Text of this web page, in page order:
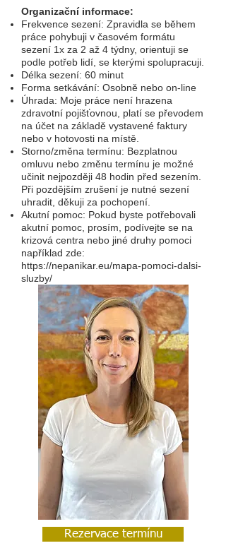
Organizační informace:
Frekvence sezení: Zpravidla se během
práce pohybuji v časovém formátu
sezení 1x za 2 až 4 týdny, orientuji se
podle potřeb lidí, se kterými spolupracuji.
Délka sezení: 60 minut
Forma setkávání: Osobně nebo on-line
​Úhrada: Moje práce není hrazena
zdravotní pojišťovnou, platí se převodem
na účet na základě vystavené faktury
nebo v hotovosti na místě.
Storno/změna termínu: Bezplatnou
omluvu nebo změnu termínu je možné
učinit nejpozději 48 hodin před sezením.
Při pozdějším zrušení je nutné sezení
uhradit, děkuji za pochopení.
Akutní pomoc: Pokud byste potřebovali
akutní pomoc, prosím, podívejte se na
krizová centra nebo jiné druhy pomoci
například zde:
https://nepanikar.eu/mapa-pomoci-dalsi-
sluzby/
Rezervace termínu